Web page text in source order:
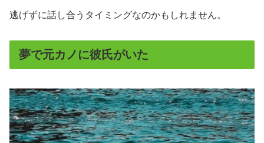
逃げずに話し合うタイミングなのかもしれません。
夢で元カノに彼氏がいた